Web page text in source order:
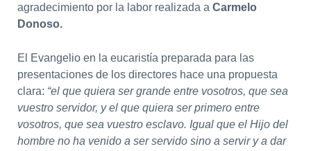
agradecimiento por la labor realizada a Carmelo
Donoso.
El Evangelio en la eucaristía preparada para las
presentaciones de los directores hace una propuesta
clara: “el que quiera ser grande entre vosotros, que sea
vuestro servidor, y el que quiera ser primero entre
vosotros, que sea vuestro esclavo. Igual que el Hijo del
hombre no ha venido a ser servido sino a servir y a dar